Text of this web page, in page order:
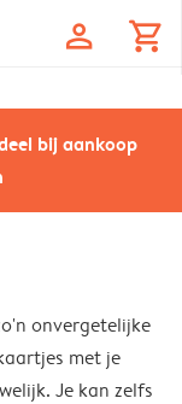
profile shopping_cart
bij aankoop
onvergetelijke
met je
Je kan zelfs